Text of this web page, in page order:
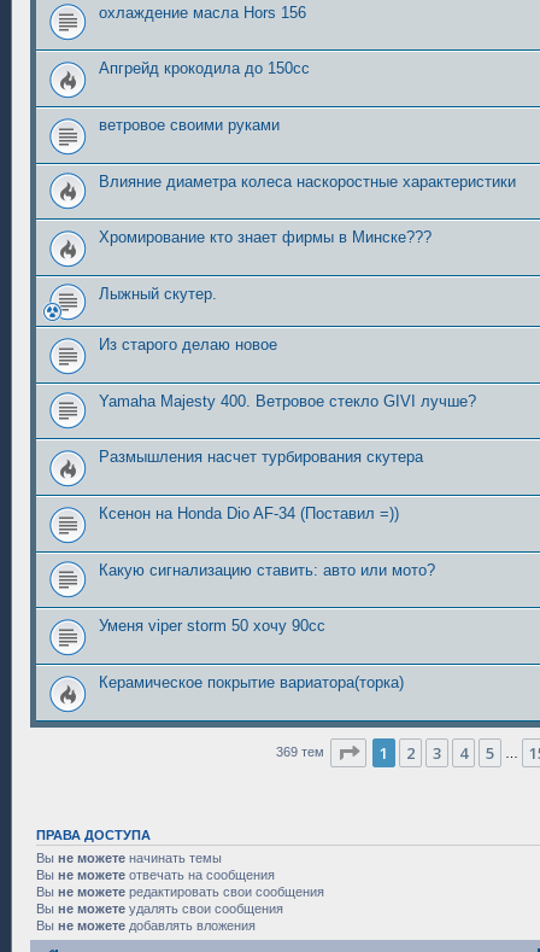
охлаждение масла Hors 156
Апгрейд крокодила до 150сс
ветровое своими руками
Влияние диаметра колеса наскоростные характеристики
Хромирование кто знает фирмы в Минске???
Лыжный скутер.
Из старого делаю новое
Yamaha Majesty 400. Ветровое стекло GIVI лучше?
Размышления насчет турбирования скутера
Ксенон на Honda Dio AF-34 (Поставил =))
Какую сигнализацию ставить: авто или мото?
Уменя viper storm 50 хочу 90сс
Керамическое покрытие вариатора(торка)
369 тем Страница из 15
1 2 3 4 5
ПРАВА ДОСТУПА
Вы не можете начинать темы
Вы не можете отвечать на сообщения
Вы не можете редактировать свои сообщения
Вы не можете удалять свои сообщения
Вы не можете добавлять вложения